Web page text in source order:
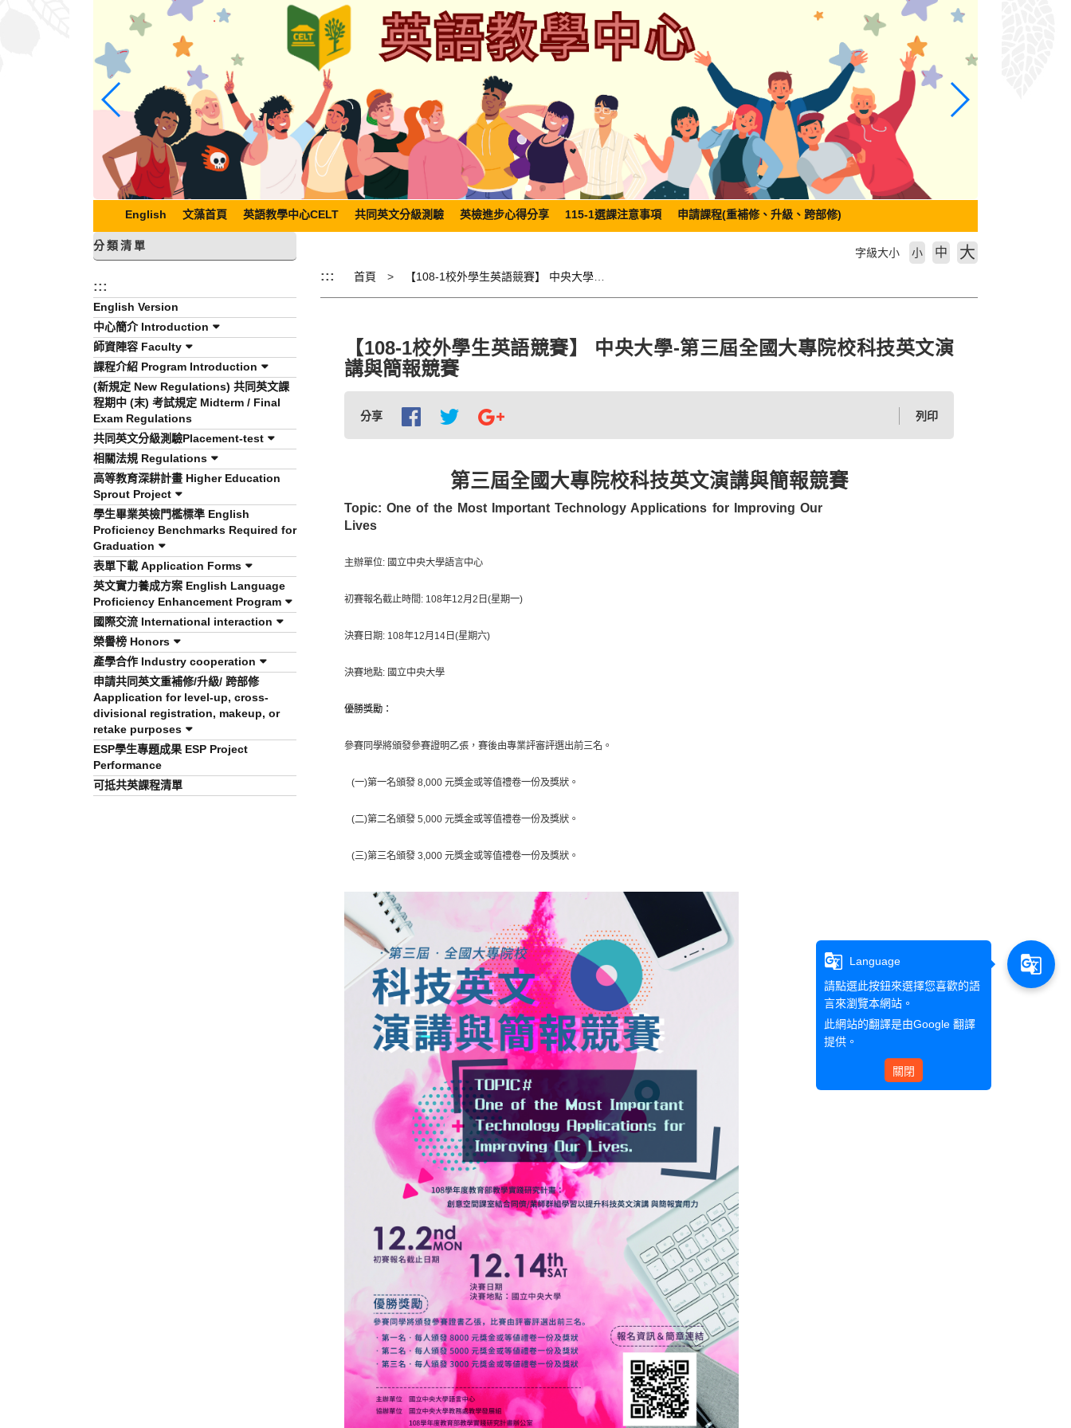
English 文藻首頁 英語教學中心CELT 共同英文分級測驗 英檢進步心得分享 115-1選課注意事項 申請課程(重補修、升級、跨部修)
分類清單
:::
English Version
中心簡介 Introduction
師資陣容 Faculty
課程介紹 Program Introduction
(新規定 New Regulations) 共同英文課
程期中 (末) 考試規定 Midterm / Final
Exam Regulations
共同英文分級測驗Placement-test
相關法規 Regulations
高等教育深耕計畫 Higher Education
Sprout Project
學生畢業英檢門檻標準 English
Proficiency Benchmarks Required for
Graduation
表單下載 Application Forms
英文實力養成方案 English Language
Proficiency Enhancement Program
國際交流 International interaction
榮譽榜 Honors
產學合作 Industry cooperation
申請共同英文重補修/升級/ 跨部修
Aapplication for level-up, cross-
divisional registration, makeup, or
retake purposes
ESP學生專題成果 ESP Project
Performance
可抵共英課程清單
::: 首頁
字級大小 小 中 大
【108-1校外學生英語競賽】 中央大學-第三屆全國大專院校科技英文演
講與簡報競賽
分享 列印
第三屆全國大專院校科技英文演講與簡報競賽
Topic: One of the Most Important Technology Applications for Improving Our
Lives
主辦單位: 國立中央大學語言中心
初賽報名截止時間: 108年12月2日(星期一)
決賽日期: 108年12月14日(星期六)
決賽地點: 國立中央大學
優勝獎勵：
參賽同學將頒發參賽證明乙張，賽後由專業評審評選出前三名。
(一)第一名頒發 8,000 元獎金或等值禮卷一份及獎狀。
(二)第二名頒發 5,000 元獎金或等值禮卷一份及獎狀。
(三)第三名頒發 3,000 元獎金或等值禮卷一份及獎狀。
g_translate
Language
請點選此按鈕來選擇您喜歡的語
言來瀏覽本網站。
此網站的翻譯是由Google 翻譯
提供。
關閉
g_translate